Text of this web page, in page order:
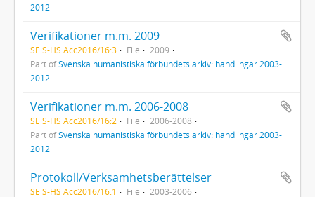
2012
Verifikationer m.m. 2009
SE S-HS Acc2016/16:3 File
2009
Part ofSvenska humanistiska förbundets arkiv: handlingar 2003-
2012
Verifikationer m.m. 2006-2008
SE S-HS Acc2016/16:2 File
2006-2008
Part ofSvenska humanistiska förbundets arkiv: handlingar 2003-
2012
Protokoll/Verksamhetsberättelser
SE S-HS Acc2016/16:1 File 2003-2006